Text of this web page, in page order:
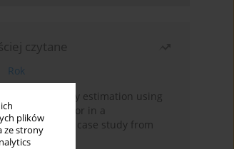
plików
ze strony
czytane
Rok
soil erodibility estimation using
based K factor in a
basin: A case study from